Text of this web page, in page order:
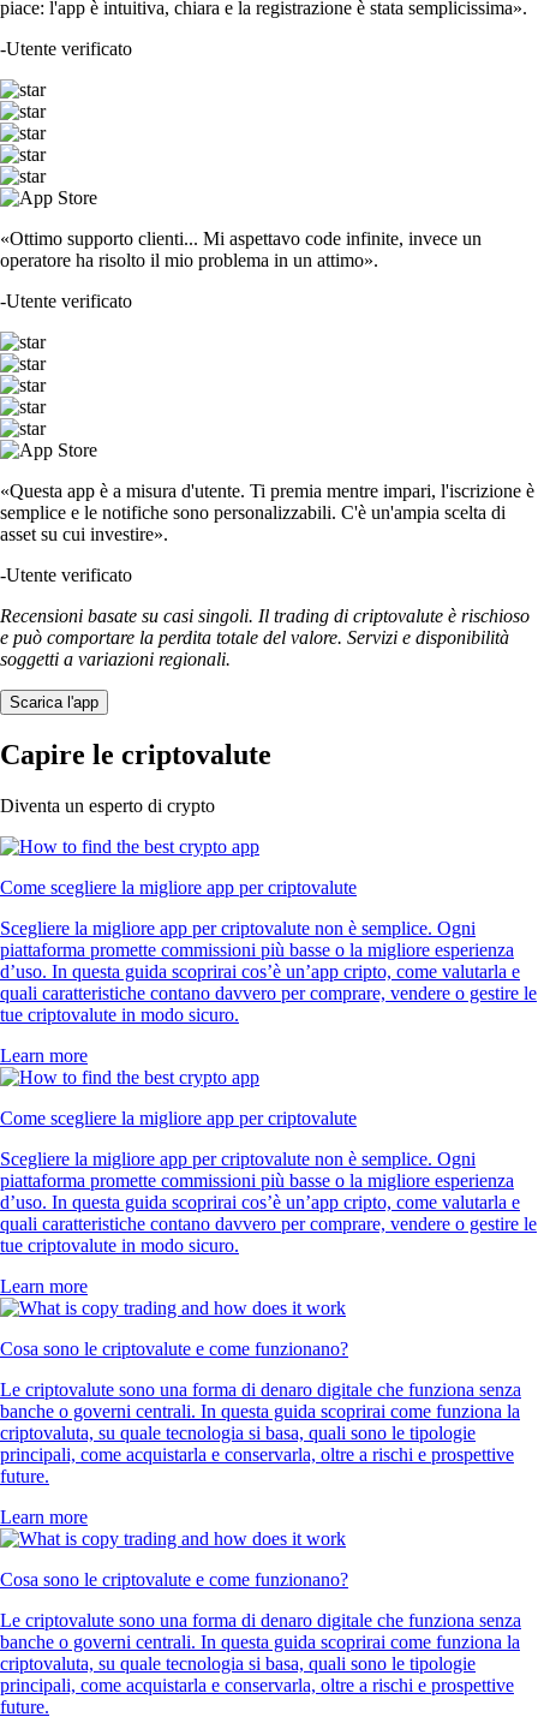
piace: l'app è intuitiva, chiara e la registrazione è stata semplicissima».
-Utente verificato
«Ottimo supporto clienti... Mi aspettavo code infinite, invece un
operatore ha risolto il mio problema in un attimo».
-Utente verificato
«Questa app è a misura d'utente. Ti premia mentre impari, l'iscrizione è
semplice e le notifiche sono personalizzabili. C'è un'ampia scelta di
asset su cui investire».
-Utente verificato
Recensioni basate su casi singoli. Il trading di criptovalute è rischioso
e può comportare la perdita totale del valore. Servizi e disponibilità
soggetti a variazioni regionali.
Scarica l'app
Capire le criptovalute
Diventa un esperto di crypto
Come scegliere la migliore app per criptovalute
Scegliere la migliore app per criptovalute non è semplice. Ogni
piattaforma promette commissioni più basse o la migliore esperienza
d’uso. In questa guida scoprirai cos’è un’app cripto, come valutarla e
quali caratteristiche contano davvero per comprare, vendere o gestire le
tue criptovalute in modo sicuro.
Learn more
Come scegliere la migliore app per criptovalute
Scegliere la migliore app per criptovalute non è semplice. Ogni
piattaforma promette commissioni più basse o la migliore esperienza
d’uso. In questa guida scoprirai cos’è un’app cripto, come valutarla e
quali caratteristiche contano davvero per comprare, vendere o gestire le
tue criptovalute in modo sicuro.
Learn more
Cosa sono le criptovalute e come funzionano?
Le criptovalute sono una forma di denaro digitale che funziona senza
banche o governi centrali. In questa guida scoprirai come funziona la
criptovaluta, su quale tecnologia si basa, quali sono le tipologie
principali, come acquistarla e conservarla, oltre a rischi e prospettive
future.
Learn more
Cosa sono le criptovalute e come funzionano?
Le criptovalute sono una forma di denaro digitale che funziona senza
banche o governi centrali. In questa guida scoprirai come funziona la
criptovaluta, su quale tecnologia si basa, quali sono le tipologie
principali, come acquistarla e conservarla, oltre a rischi e prospettive
future.